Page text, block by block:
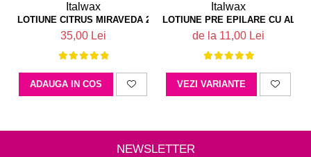
Italwax
LOTIUNE CITRUS MIRAVEDA 250 ML
35,00 Lei
ADAUGA IN COS
Italwax
LOTIUNE PRE EPILARE CU
de la 11,00 Lei
VEZI VARIANTE
NEWSLETTER